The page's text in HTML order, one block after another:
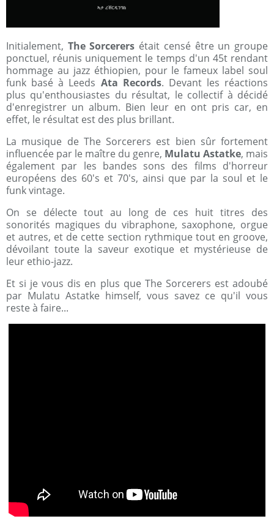
Initialement, The Sorcerers était censé être un groupe
ponctuel, réunis uniquement le temps d'un 45t rendant
hommage au jazz éthiopien, pour le fameux label soul
funk basé à Leeds Ata Records. Devant les réactions
plus qu'enthousiastes du résultat, le collectif à décidé
d'enregistrer un album. Bien leur en ont pris car, en
effet, le résultat est des plus brillant.
La musique de The Sorcerers est bien sûr fortement
influencée par le maître du genre, Mulatu Astatke, mais
également par les bandes sons des films d'horreur
européens des 60's et 70's, ainsi que par la soul et le
funk vintage.
On se délecte tout au long de ces huit titres des
sonorités magiques du vibraphone, saxophone, orgue
et autres, et de cette section rythmique tout en groove,
dévoilant toute la saveur exotique et mystérieuse de
leur ethio-jazz.
Et si je vous dis en plus que The Sorcerers est adoubé
par Mulatu Astatke himself, vous savez ce qu'il vous
reste à faire...